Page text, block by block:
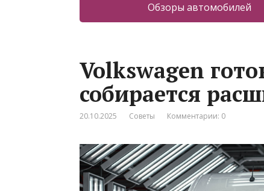
Обзоры автомобилей
Volkswagen
собирается
20.10.2025 Советы Комментарии: 0